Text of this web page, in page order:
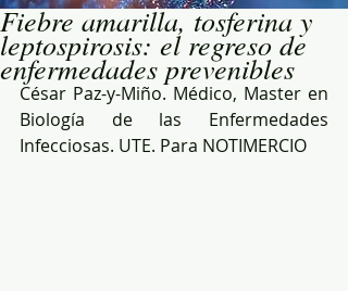
Fiebre amarilla, tosferina y
leptospirosis: el regreso de
enfermedades prevenibles
César Paz-y-Miño. Médico, Master en
Biología de las Enfermedades
Infecciosas. UTE. Para NOTIMERCIO